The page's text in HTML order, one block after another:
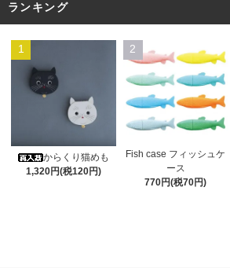
ランキング
1
からくり猫めも
1,320円(税120円)
2
Fish case フィッシュケ
ース
770円(税70円)